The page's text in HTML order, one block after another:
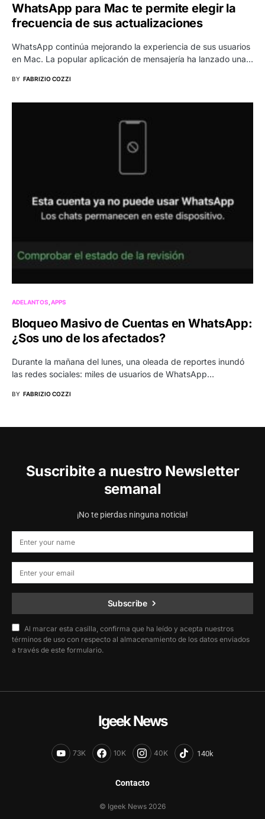
WhatsApp para Mac te permite elegir la
frecuencia de sus actualizaciones
WhatsApp continúa mejorando la experiencia de sus usuarios
en Mac. La popular aplicación de mensajería ha lanzado una…
BY FABRIZIO COZZI
ADELANTOS APPS
Bloqueo Masivo de Cuentas en WhatsApp:
¿Sos uno de los afectados?
Durante la mañana del lunes, una oleada de reportes inundó
las redes sociales: miles de usuarios de WhatsApp…
BY FABRIZIO COZZI
Suscribite a nuestro Newsletter
semanal
¡No te pierdas ninguna noticia!
Subscribe
Al marcar esta casilla, confirma que ha leído y acepta nuestros
términos de uso con respecto al almacenamiento de los datos enviados
a través de este formulario.
Igeek News
73K 10K 40K
Contacto
© Igeek News 2026